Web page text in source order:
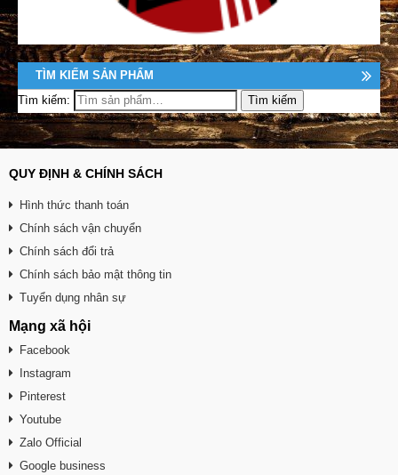
TÌM KIẾM SẢN PHẨM
Tìm kiếm:
QUY ĐỊNH & CHÍNH SÁCH
Hình thức thanh toán
Chính sách vận chuyển
Chính sách đổi trả
Chính sách bảo mật thông tin
Tuyển dụng nhân sự
Mạng xã hội
Facebook
Instagram
Pinterest
Youtube
Zalo Official
Google business